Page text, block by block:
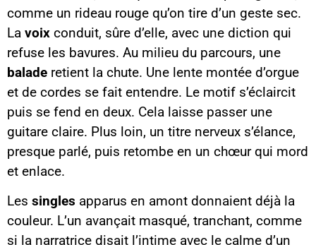
comme un rideau rouge qu’on tire d’un geste sec.
La voix conduit, sûre d’elle, avec une diction qui
refuse les bavures. Au milieu du parcours, une
balade retient la chute. Une lente montée d’orgue
et de cordes se fait entendre. Le motif s’éclaircit
puis se fend en deux. Cela laisse passer une
guitare claire. Plus loin, un titre nerveux s’élance,
presque parlé, puis retombe en un chœur qui mord
et enlace.
Les singles apparus en amont donnaient déjà la
couleur. L’un avançait masqué, tranchant, comme
si la narratrice disait l’intime avec le calme d’un